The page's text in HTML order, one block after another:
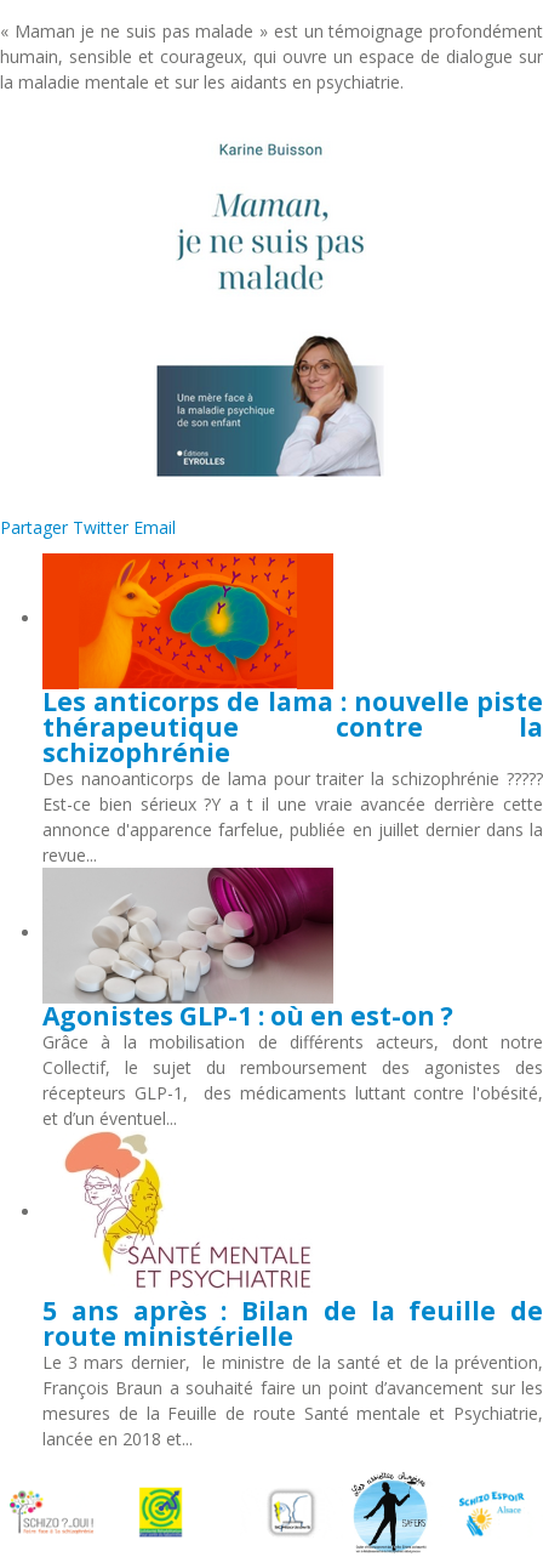
« Maman je ne suis pas malade » est un témoignage profondément
humain, sensible et courageux, qui ouvre un espace de dialogue sur
la maladie mentale et sur les aidants en psychiatrie.
Partager Twitter Email
Les anticorps de lama : nouvelle piste
thérapeutique contre la
schizophrénie
Des nanoanticorps de lama pour traiter la schizophrénie ?????
Est-ce bien sérieux ?Y a t il une vraie avancée derrière cette
annonce d'apparence farfelue, publiée en juillet dernier dans la
revue...
Agonistes GLP-1 : où en est-on ?
Grâce à la mobilisation de différents acteurs, dont notre
Collectif, le sujet du remboursement des agonistes des
récepteurs GLP-1, des médicaments luttant contre l'obésité,
et d’un éventuel...
5 ans après : Bilan de la feuille de
route ministérielle
Le 3 mars dernier, le ministre de la santé et de la prévention,
François Braun a souhaité faire un point d’avancement sur les
mesures de la Feuille de route Santé mentale et Psychiatrie,
lancée en 2018 et...